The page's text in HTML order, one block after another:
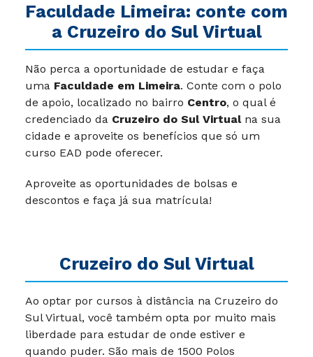
Faculdade Limeira: conte com
a Cruzeiro do Sul Virtual
Não perca a oportunidade de estudar e faça
uma Faculdade em Limeira. Conte com o polo
de apoio, localizado no bairro Centro, o qual é
credenciado da Cruzeiro do Sul Virtualna sua
cidade e aproveite os benefícios que só um
curso EAD pode oferecer.
Aproveite as oportunidades de bolsas e
descontos e faça já sua matrícula!
Cruzeiro do Sul Virtual
Ao optar por cursos à distância na Cruzeiro do
Sul Virtual, você também opta por muito mais
liberdade para estudar de onde estiver e
quando puder. São mais de 1500 Polos